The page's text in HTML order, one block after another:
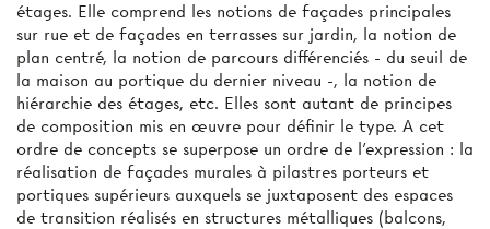
étages. Elle comprend les notions de façades principales
sur rue et de façades en terrasses sur jardin, la notion de
plan centré, la notion de parcours différenciés - du seuil de
la maison au portique du dernier niveau -, la notion de
hiérarchie des étages, etc. Elles sont autant de principes
de composition mis en œuvre pour définir le type. A cet
ordre de concepts se superpose un ordre de l'expression : la
réalisation de façades murales à pilastres porteurs et
portiques supérieurs auxquels se juxtaposent des espaces
de transition réalisés en structures métalliques (balcons,